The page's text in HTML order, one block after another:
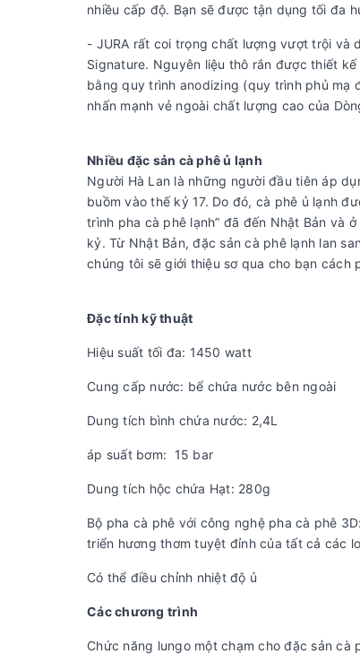
nhiều cấp độ. Bạn sẽ được tận dụng tối đa
- JURA rất coi trọng chất lượng vượt trội và
Signature. Nguyên liệu thô rắn được thiết
bằng quy trình anodizing (quy trình phủ mạ
nhấn mạnh vẻ ngoài chất lượng cao của
Nhiều đặc sản cà phê ủ lạnh
Người Hà Lan là những người đầu tiên áp
buồm vào thế kỷ 17. Do đó, cà phê ủ lạnh
trình pha cà phê lạnh” đã đến Nhật Bản và
kỷ. Từ Nhật Bản, đặc sản cà phê lạnh lan
chúng tôi sẽ giới thiệu sơ qua cho bạn cách
Đặc tính kỹ thuật
Hiệu suất tối đa: 1450 watt
Cung cấp nước: bể chứa nước bên ngoài
Dung tích bình chứa nước: 2,4L
áp suất bơm: 15 bar
Dung tích hộc chứa Hạt: 280g
Bộ pha cà phê với công nghệ pha cà phê
triển hương thơm tuyệt đỉnh của tất cả các
Có thể điều chỉnh nhiệt độ ủ
Các chương trình
Chức năng lungo một chạm cho đặc sản